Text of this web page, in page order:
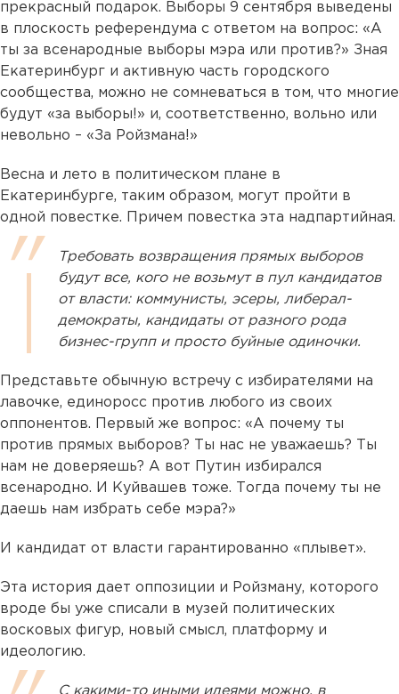
прекрасный подарок. Выборы 9 сентября выведены
в плоскость референдума с ответом на вопрос: «А
ты за всенародные выборы мэра или против?» Зная
Екатеринбург и активную часть городского
сообщества, можно не сомневаться в том, что многие
будут «за выборы!» и, соответственно, вольно или
невольно – «За Ройзмана!»
Весна и лето в политическом плане в
Екатеринбурге, таким образом, могут пройти в
одной повестке. Причем повестка эта надпартийная.
Требовать возвращения прямых выборов
будут все, кого не возьмут в пул кандидатов
от власти: коммунисты, эсеры, либерал-
демократы, кандидаты от разного рода
бизнес-групп и просто буйные одиночки.
Представьте обычную встречу с избирателями на
лавочке, единоросс против любого из своих
оппонентов. Первый же вопрос: «А почему ты
против прямых выборов? Ты нас не уважаешь? Ты
нам не доверяешь? А вот Путин избирался
всенародно. И Куйвашев тоже. Тогда почему ты не
даешь нам избрать себе мэра?»
И кандидат от власти гарантированно «плывет».
Эта история дает оппозиции и Ройзману, которого
вроде бы уже списали в музей политических
восковых фигур, новый смысл, платформу и
идеологию.
С какими-то иными идеями можно, в